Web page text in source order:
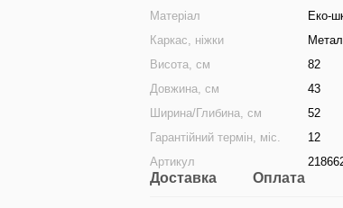
Матеріал
Еко-
Каркас, ніжки
Метал
Висота, см
82
Довжина, см
43
Ширина/Глибина, см
52
Гарантійний термін, міс.
12
Артикул
Доставка Оплата